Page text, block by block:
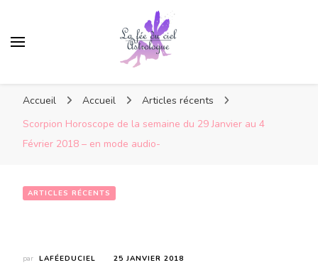
Accueil Accueil
Articles récents
Scorpion Horoscope de la semaine du 29 Janvier au 4
Février 2018 – en mode audio-
ARTICLES RÉCENTS
par LAFÉEDUCIEL
25 JANVIER 2018